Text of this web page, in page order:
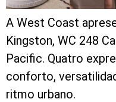
A West Coast
Kingston, WC 248
Pacific. Quatro
conforto,
ritmo urbano.